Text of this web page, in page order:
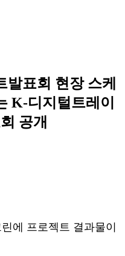
표회 현장 스케
K-디지털트레이
공개
에 프로젝트 결과물이